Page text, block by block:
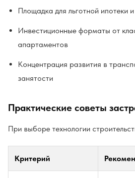
Площадка для льготной ипотеки
Инвестиционные форматы от
апартаментов
Концентрация развития в
занятости
Практические советы
При выборе технологии
Критерий